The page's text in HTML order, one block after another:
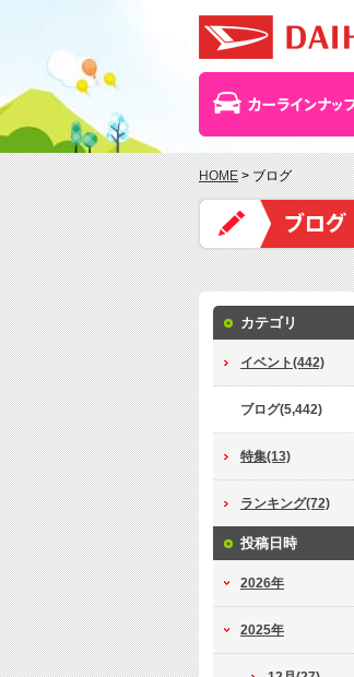
HOME> ブログ
カテゴリ
イベント(442)
ブログ(5,442)
特集(13)
ランキング(72)
投稿日時
2026年
2025年